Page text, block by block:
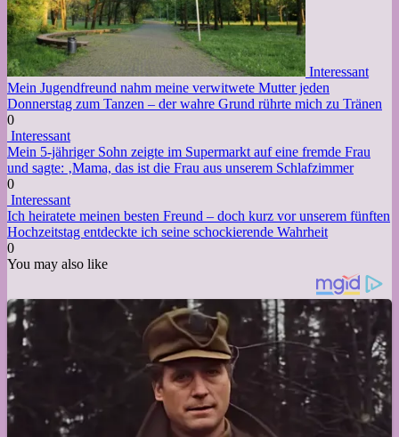
Interessant
Mein Jugendfreund nahm meine verwitwete Mutter jeden
Donnerstag zum Tanzen – der wahre Grund rührte mich zu Tränen
0
Interessant
Mein 5-jähriger Sohn zeigte im Supermarkt auf eine fremde Frau
und sagte: ‚Mama, das ist die Frau aus unserem Schlafzimmer
0
Interessant
Ich heiratete meinen besten Freund – doch kurz vor unserem fünften
Hochzeitstag entdeckte ich seine schockierende Wahrheit
0
You may also like